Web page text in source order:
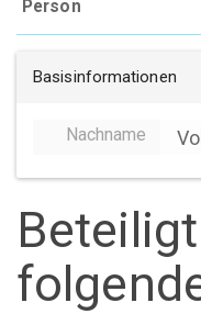
Person
Basisinformationen
Nachname